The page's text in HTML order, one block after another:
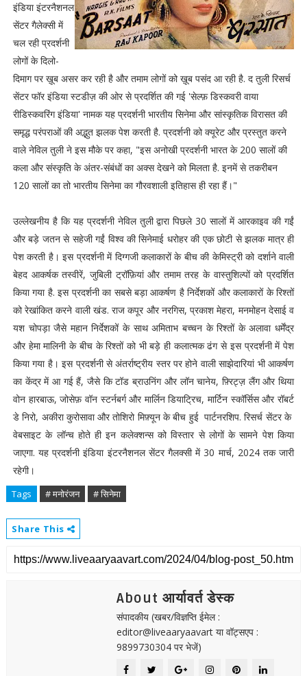
इंडिया इंटरनैशनल
सेंटर गैलेक्सी में
चल रही प्रदर्शनी
लोगों के दिलो-
दिमाग पर ख़ूब असर कर‌ रही है और तमाम लोगों को ख़ूब पसंद आ रही है. द तुली रिसर्च
सेंटर फॉर इंडिया स्टडीज़ की‌ ओर‌ से प्रदर्शित की गई 'सेल्फ़ डिस्कवरी वाया
रीडिस्कवरिंग इंडिया' नामक यह प्रदर्शनी भारतीय सिनेमा और सांस्कृतिक विरासत की
समृद्ध परंपराओं की अद्भुत झलक पेश करती है. प्रदर्शनी को क्यूरेट और प्रस्तुत करने
वाले नेविल तुली ने‌ इस मौके पर‌ कहा, "इस अनोखी प्रदर्शनी भारत के 200 सालों की
कला और संस्कृति के‌ अंतर-संबंधों का अक्स देखने‌ को मिलता है. इनमें से तकरीबन
120 सालों का तो भारतीय सिनेमा‌ का गौरवशाली इतिहास ही रहा हैं।"
उल्लेखनीय है कि यह प्रदर्शनी नेविल तुली द्वारा पिछले 30 सालों में आरकाइव की गईं
और बड़े जतन से सहेजी गईं विश्व की सिनेमाई धरोहर की एक छोटी से झलक मात्र ही
पेश करती है। इस प्रदर्शनी में दिग्गजी कलाकारों के बीच की केमिस्ट्री को दर्शाने वाली
बेहद आकर्षक तस्वीरें, जुबिली ट्रॉफ़ियां और तमाम तरह के वास्तुशिल्पों को प्रदर्शित
किया गया है. इस प्रदर्शनी का सबसे बड़ा आकर्षण है निर्देशकों और कलाकारों के रिश्तों
को रेखांकित करने वाली खंड. राज कपूर और नरगिस, प्रकाश मेहरा, मनमोहन देसाई व
यश चोपड़ा जैसे महान निर्देशकों के साथ अमिताभ बच्चन के रिश्तों के अलावा धर्मेंद्र
और हेमा मालिनी के बीच के रिश्तों को भी बड़े ही कलात्मक ढंग से इस प्रदर्शनी में पेश
किया गया है। इस प्रदर्शनी से अंतर्राष्ट्रीय स्तर पर होने वाली साझेदारियां भी आकर्षण
का‌ केंद्र में आ गई हैं, जैसे कि टॉड ब्राउनिंग और लॉन चानेय, फ़्रिट्ज़ लैंग और थिया
वोन हारबाऊ, जोसेफ़ वॉन स्टर्नबर्ग और मार्लिन डियाट्रिच, मार्टिन स्कॉर्सिस और रॉबर्ट
डे निरो, अकीरा कुरोसावा और तोशिरो मिफ़्यून के बीच हुई पार्टनरशिप. रिसर्च सेंटर के
वेबसाइट के‌ लॉन्च होते ही इन कलेक्शन्स को विस्तार से लोगों के सामने पेश किया
जाएगा. यह प्रदर्शनी इंडिया इंटरनैशनल सेंटर गैलक्सी में 30 मार्च, 2024 तक जारी
रहेगी।
Tags # मनोरंजन # सिनेमा
Share This
About आर्यावर्त डेस्क
संपादकीय (खबर/विज्ञप्ति ईमेल :
editor@liveaaryaavart या वॉट्सएप :
9899730304 पर भेजें)